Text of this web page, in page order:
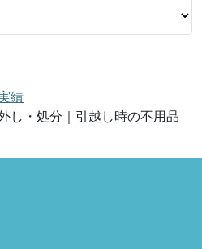
績
し・処分｜引越し時の不用品